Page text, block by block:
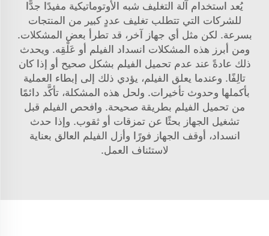
يُعد استخدام آلة التغليف شبه الأوتوماتيكية مفيدًا جدًّا
للشركات التي تتطلب تغليف عددٍ كبير من المنتجات
بسرعة. لكن مثل أي جهاز آخر، قد تطرأ بعض المشكلات.
ومن أبرز هذه المشكلات انسداد الفيلم أو عَلْقِه. ويحدث
ذلك عادةً عند عدم تحميل الفيلم بشكل صحيح أو إذا كان
تالِفًا. وعندما يعلق الفيلم، يؤدي ذلك إلى إبطاء العملية
بأكملها وحدوث تأخيرات. ولحل هذه المشكلة، تأكَّد دائمًا
من تحميل الفيلم بطريقة صحيحة. وافحص الفيلم قبل
تشغيل الجهاز بحثًا عن تمزقات أو ثقوب. وإذا حدث
انسداد، أوقف الجهاز فورًا وأزل الفيلم العالق بعناية
لاستئناف العمل.